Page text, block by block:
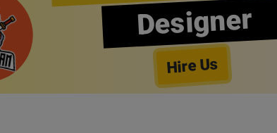
Designer
Hire Us